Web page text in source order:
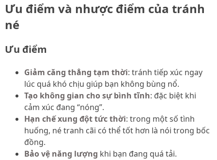
Ưu điểm và nhược điểm của tránh
né
Ưu điểm
Giảm căng thẳng tạm thời: tránh tiếp xúc ngay
lúc quá khó chịu giúp bạn không bùng nổ.
Tạo không gian cho sự bình tĩnh: đặc biệt khi
cảm xúc đang “nóng”.
Hạn chế xung đột tức thời: trong một số tình
huống, né tranh cãi có thể tốt hơn là nói trong bốc
đồng.
Bảo vệ năng lượng khi bạn đang quá tải.